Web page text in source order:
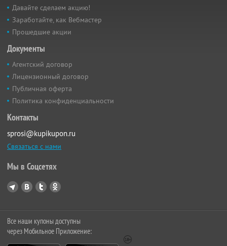
Давайте сделаем акцию!
Заработайте, как Вебмастер
Прошедшие акции
Документы
Агентский договор
Лицензионный договор
Публичная оферта
Политика конфиденциальности
Контакты
sprosi@kupikupon.ru
Связаться с нами
Мы в Соцсетях
Все наши купоны доступны
через Мобильное Приложение: